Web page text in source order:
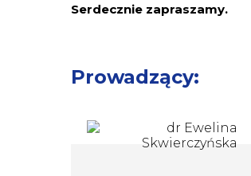
Serdecznie zapraszamy.
Prowadzący: